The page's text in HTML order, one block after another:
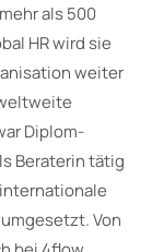
als 500
HR wird sie
weiter
Diplom-
Beraterin tätig
Von